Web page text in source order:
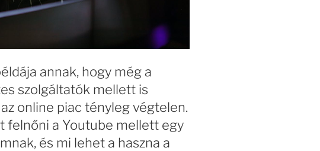
annak, hogy még a
szolgáltatók mellett is
online piac tényleg végtelen.
felnőni a Youtube mellett egy
és mi lehet a haszna a